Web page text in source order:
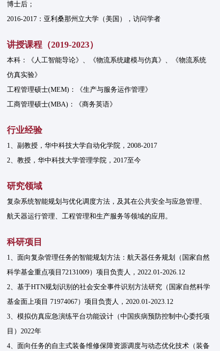
博士后；
2016-2017：亚利桑那州立大学（美国），访问学者
讲授课程（2019-2023）
本科：《人工智能导论》、《物流系统建模与仿真》、《物流系统
仿真实验》
工程管理硕士(MEM)：《生产与服务运作管理》
工商管理硕士(MBA)：《商务英语》
行业经验
1、副教授，华中科技大学自动化学院，2008-2017
2、教授，华中科技大学管理学院，2017至今
研究领域
复杂系统智能规划与优化调度方法，及其在公共安全与应急管理、
航天器运行管理、工程管理和生产服务等领域的应用。
科研项目
1、面向复杂管理任务的智能规划方法：航天器任务规划（国家自然
科学基金重点项目72131009）项目负责人，2022.01-2026.12
2、基于HTN规划识别的社会安全事件识别方法研究（国家自然科学
基金面上项目 71974067）项目负责人，2020.01-2023.12
3、模拟仿真应急演练平台功能设计（中国疾病预防控制中心委托项
目）2022年
4、面向任务的自主式装备维修保障资源调度与动态优化技术（装备